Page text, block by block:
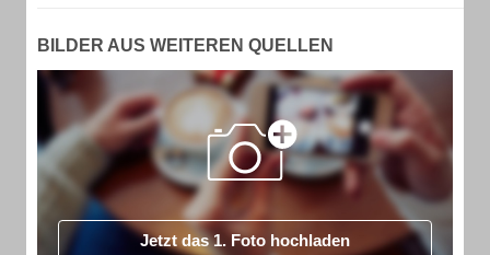
BILDER AUS WEITEREN QUELLEN
Jetzt das 1. Foto hochladen